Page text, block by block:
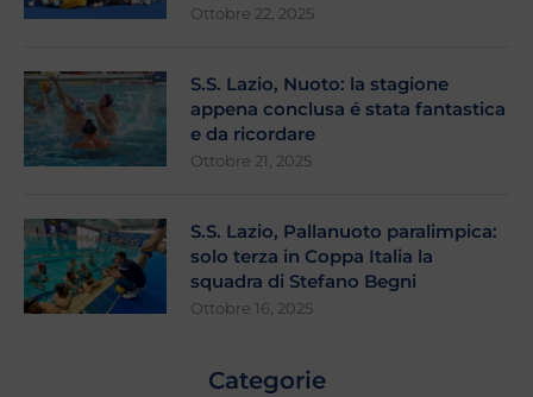
Ottobre 22, 2025
S.S. Lazio, Nuoto: la stagione
appena conclusa é stata fantastica
e da ricordare
Ottobre 21, 2025
S.S. Lazio, Pallanuoto paralimpica:
solo terza in Coppa Italia la
squadra di Stefano Begni
Ottobre 16, 2025
Categorie